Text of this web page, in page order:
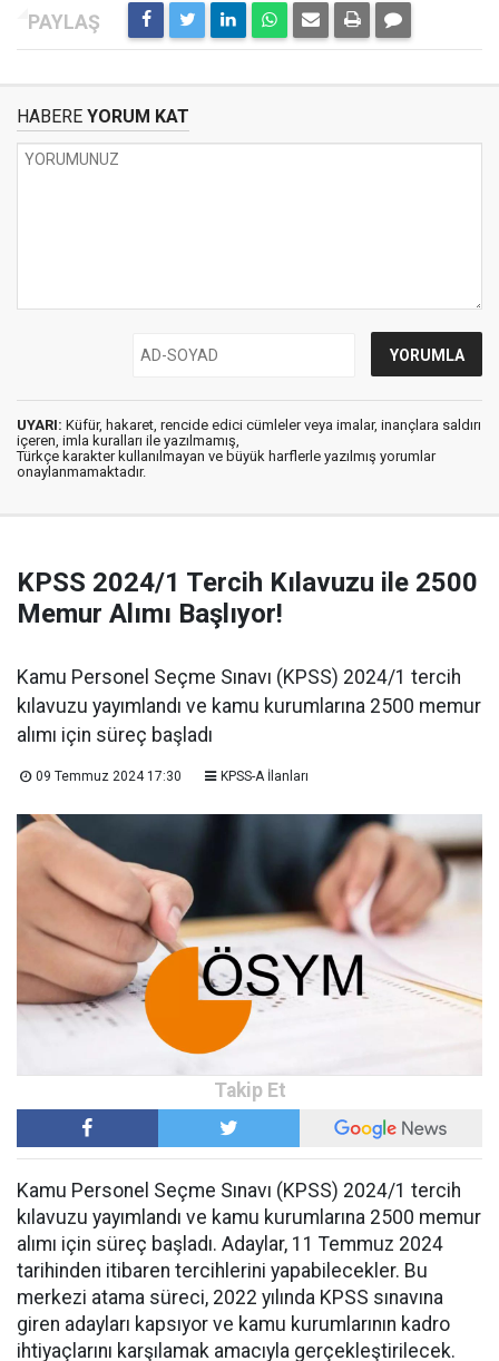
HABERE YORUM KAT
UYARI: Küfür, hakaret, rencide edici cümleler veya imalar, inançlara saldırı
içeren, imla kuralları ile yazılmamış,
Türkçe karakter kullanılmayan ve büyük harflerle yazılmış yorumlar
onaylanmamaktadır.
KPSS 2024/1 Tercih Kılavuzu ile 2500
Memur Alımı Başlıyor!
Kamu Personel Seçme Sınavı (KPSS) 2024/1 tercih
kılavuzu yayımlandı ve kamu kurumlarına 2500 memur
alımı için süreç başladı
09 Temmuz 2024 17:30 KPSS-A İlanları
Kamu Personel Seçme Sınavı (KPSS) 2024/1 tercih
kılavuzu yayımlandı ve kamu kurumlarına 2500 memur
alımı için süreç başladı. Adaylar, 11 Temmuz 2024
tarihinden itibaren tercihlerini yapabilecekler. Bu
merkezi atama süreci, 2022 yılında KPSS sınavına
giren adayları kapsıyor ve kamu kurumlarının kadro
ihtiyaçlarını karşılamak amacıyla gerçekleştirilecek.